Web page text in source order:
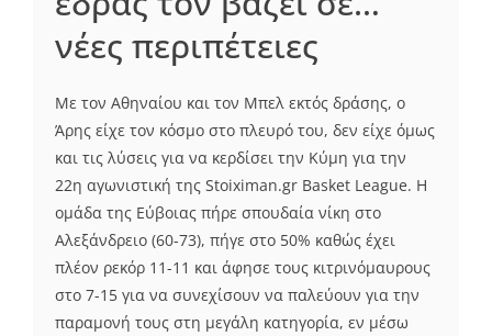
νέες περιπέτειες
Με τον Αθηναίου και τον Μπελ εκτός δράσης, ο
Άρης είχε τον κόσμο στο πλευρό του, δεν είχε όμως
και τις λύσεις για να κερδίσει την Κύμη για την
22η αγωνιστική της Stoiximan.gr Basket League. Η
ομάδα της Εύβοιας πήρε σπουδαία νίκη στο
Αλεξάνδρειο (60-73), πήγε στο 50% καθώς έχει
πλέον ρεκόρ 11-11 και άφησε τους κιτρινόμαυρους
στο 7-15 για να συνεχίσουν να παλεύουν για την
παραμονή τους στη μεγάλη κατηγορία, εν μέσω